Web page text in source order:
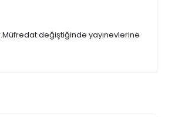
değiştiğinde yayınevlerine